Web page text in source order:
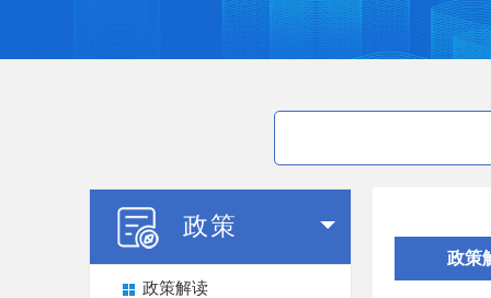
政策
政策解读
政策